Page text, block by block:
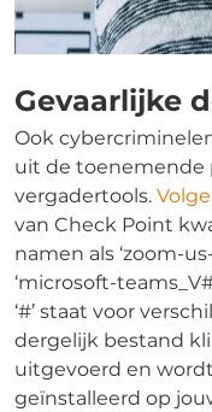
Gevaarlijke
Ook
uit de toenemende
vergadertools.
van Check Point
namen als ‘zoom-
‘microsoft-
‘#’ staat voor
dergelijk bestand
uitgevoerd en
geïnstalleerd op